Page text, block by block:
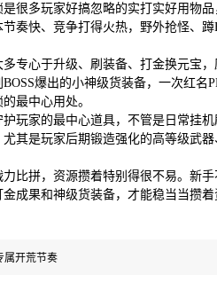
很多玩家好搞忽略的实打实好用物
奏快、竞争打得火热，野外抢怪、
专心于升级、刷装备、打金换元宝
爆出的小神级货装备，一次红
最中心用处。
玩家的最中心道具，不管是日常挂
其是玩家后期锻造强化的高等级武
比拼，资源攒着特别得很不易。新
成果和神级货装备，才能稳当当攒
属开荒节奏